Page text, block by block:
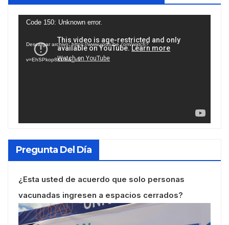
Reproductor
vídeo
Code 150: Unknown error.
Descargar archivo: https://www.youtube.com/watch?
v=EhSPkop8KPY&_=1
Pregunta Del Día
¿Esta usted de acuerdo que solo personas
vacunadas ingresen a espacios cerrados?